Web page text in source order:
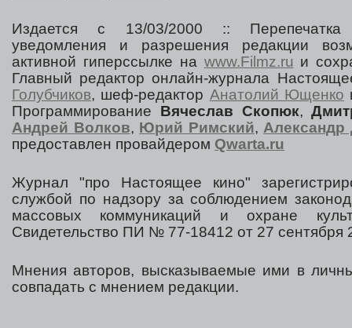
Издается с 13/03/2000 :: Перепечатка
уведомления и разрешения редакции
активной гиперссылке на www.Filmz.ru и
Главный редактор онлайн-журнала
Голубчиков, шеф-редактор Анатолий Ющенко
Программирование Вячеслав Скопюк,
Андрей Волков, Юрий Римский, Александр
предоставлен провайдером Qwarta.ru
Журнал "про Настоящее кино"
службой по надзору за соблюдением
массовых коммуникаций и охране
Свидетельство ПИ № 77-18412 от 27 сентября
Мнения авторов, высказываемые ими в
совпадать с мнением редакции.